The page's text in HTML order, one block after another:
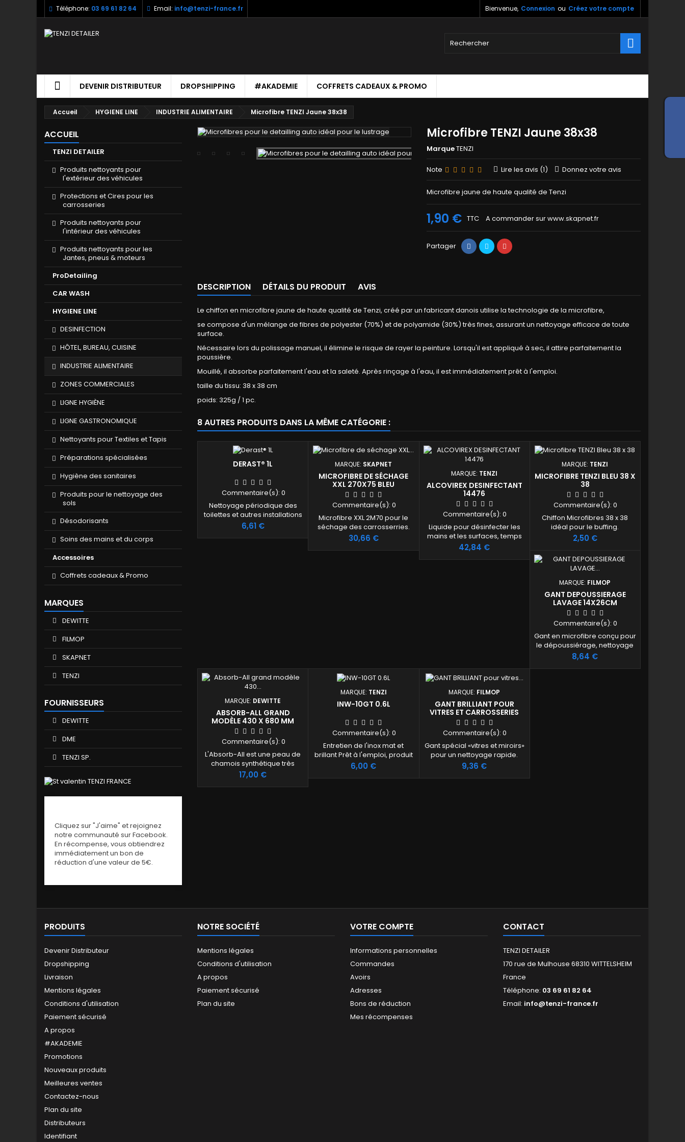
Téléphone: 03 69 61 82 64 Email: info@tenzi-france.fr Bienvenue, Connexion ou Créez votre compte

DEVENIR DISTRIBUTEUR DROPSHIPPING #AKADEMIE COFFRETS CADEAUX & PROMO
Accueil HYGIENE LINE INDUSTRIE ALIMENTAIRE Microfibre TENZI Jaune 38x38
ACCUEIL
TENZI DETAILER
Produits nettoyants pour
l'extérieur des véhicules
Protections et Cires pour les
carrosseries
Produits nettoyants pour
l'intérieur des véhicules
Produits nettoyants pour les
Jantes, pneus & moteurs
ProDetailing
CAR WASH
HYGIENE LINE
DESINFECTION
HÔTEL, BUREAU, CUISINE
INDUSTRIE ALIMENTAIRE
ZONES COMMERCIALES
LIGNE HYGIÈNE
LIGNE GASTRONOMIQUE
Nettoyants pour Textiles et Tapis
Préparations spécialisées
Hygiène des sanitaires
Produits pour le nettoyage des
sols
Désodorisants
Soins des mains et du corps
Accessoires
Coffrets cadeaux & Promo
MARQUES
DEWITTE
FILMOP
SKAPNET
TENZI
FOURNISSEURS
DEWITTE
DME
TENZI SP.
Cliquez sur "J'aime" et rejoignez
notre communauté sur Facebook.
En récompense, vous obtiendrez
immédiatement un bon de
réduction d'une valeur de 5€.
Microfibre TENZI Jaune 38x38
MarqueTENZI
Note Lire les avis (1) Donnez votre avis
Microfibre jaune de haute qualité de Tenzi
1,90 € TTC A commander sur www.skapnet.fr
Partager
DESCRIPTION DÉTAILS DU PRODUIT AVIS
Le chiffon en microfibre jaune de haute qualité de Tenzi, créé par un fabricant danois utilise la technologie de la microfibre,
se compose d'un mélange de fibres de polyester (70%) et de polyamide (30%) très fines, assurant un nettoyage efficace de toute
surface.
Nécessaire lors du polissage manuel, il élimine le risque de rayer la peinture. Lorsqu'il est appliqué à sec, il attire parfaitement la
poussière.
Mouillé, il absorbe parfaitement l'eau et la saleté. Après rinçage à l'eau, il est immédiatement prêt à l'emploi.
taille du tissu: 38 x 38 cm
poids: 325g / 1 pc.
8 AUTRES PRODUITS DANS LA MÊME CATÉGORIE :
DERAST® 1L
Commentaire(s): 0
Nettoyage périodique des
toilettes et autres installations
sanitaires. Description : Produit
Prix
6,61 €
MARQUE: SKAPNET
MICROFIBRE DE SÉCHAGE
XXL 270X75 BLEU
Commentaire(s): 0
Microfibre XXL 2M70 pour le
séchage des carrosserries.
Prix
30,66 €
MARQUE: TENZI
ALCOVIREX DESINFECTANT
14476
Commentaire(s):0
Liquide pour désinfecter les
mains et les surfaces, temps
de contact 30 à 60 secondes
Efficacité virucide avérée
Prix
42,84 €
MARQUE: TENZI
MICROFIBRE TENZI BLEU 38 X
38
Commentaire(s):0
Chiffon Microfibres 38 x 38
idéal pour le buffing.
Prix
2,50 €
MARQUE: FILMOP
GANT DEPOUSSIERAGE
LAVAGE 14X26CM
Commentaire(s):0
Gant en microfibre conçu pour
le dépoussiérage, nettoyage
et séchage de toutes les
Prix
8,64 €
MARQUE: DEWITTE
ABSORB-ALL GRAND
MODÈLE 430 X 680 MM
Commentaire(s): 0
L'Absorb-All est une peau de
chamois synthétique très
absorbante
Prix
17,00 €
MARQUE: TENZI
INW-10GT 0.6L
Commentaire(s): 0
Entretien de l'inox mat et
brillant Prêt à l'emploi, produit
à base d'alcool, conçu pour
nourrir l'acier inoxydable
Prix
6,00 €
MARQUE: FILMOP
GANT BRILLIANT POUR
VITRES ET CARROSSERIES
Commentaire(s):0
Gant spécial «vitres et miroirs»
pour un nettoyage rapide.
Prix
9,36 €
PRODUITS
Devenir Distributeur
Dropshipping
Livraison
Mentions légales
Conditions d'utilisation
Paiement sécurisé
A propos
#AKADEMIE
Promotions
Nouveaux produits
Meilleures ventes
Contactez-nous
Plan du site
Distributeurs
Identifiant
NOTRE SOCIÉTÉ
Mentions légales
Conditions d'utilisation
A propos
Paiement sécurisé
Plan du site
VOTRE COMPTE
Informations personnelles
Commandes
Avoirs
Adresses
Bons de réduction
Mes récompenses
CONTACT
TENZI DETAILER
170 rue de Mulhouse 68310 WITTELSHEIM
France
Téléphone: 03 69 61 82 64
Email: info@tenzi-france.fr